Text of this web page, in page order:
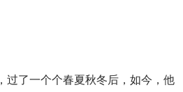
过了一个个春夏秋冬后，如今，他